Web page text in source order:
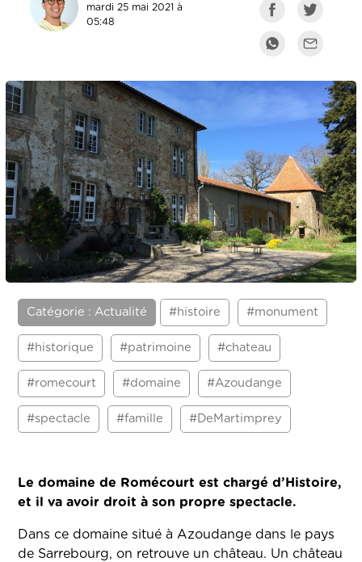
mardi 25 mai 2021 à
05:48
Catégorie : Actualité #histoire #monument
#historique #patrimoine #chateau
#romecourt #domaine #Azoudange
#spectacle #famille #DeMartimprey
Le domaine de Romécourt est chargé d’Histoire,
et il va avoir droit à son propre spectacle.
Dans ce domaine situé à Azoudange dans le pays
de Sarrebourg, on retrouve un château. Un château